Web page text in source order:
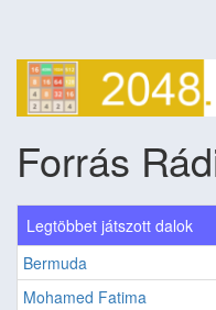
Forrás
Legtöbbet játszott dalok
Bermuda
Mohamed Fatima